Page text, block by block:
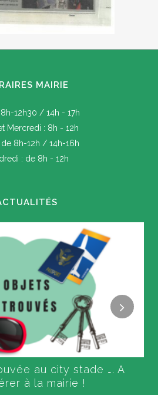
MAIRIE
8h-12h30 / 14h - 17h
Mercredi : 8h - 12h
de 8h-12h / 14h-16h
: de 8h - 12h
au city stade …. A
à la mairie !